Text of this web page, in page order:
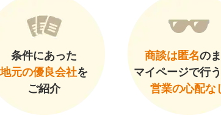
条件にあった
地元の優良会社を
ご紹介
商談は匿名の
マイページで行
営業の心配な